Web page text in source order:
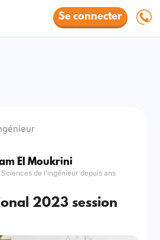
Se connecter
El Moukrini
de l'ingénieur depuis ans
2023 session